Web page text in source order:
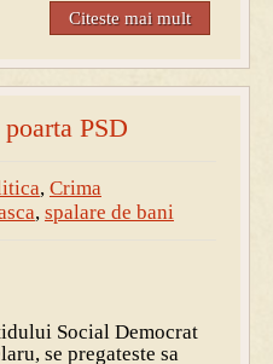
Citeste mai mult
PSD
, Crima
, spalare de bani
Social Democrat
se pregateste sa